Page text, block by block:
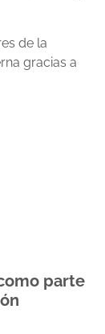
de la
gracias a
parte